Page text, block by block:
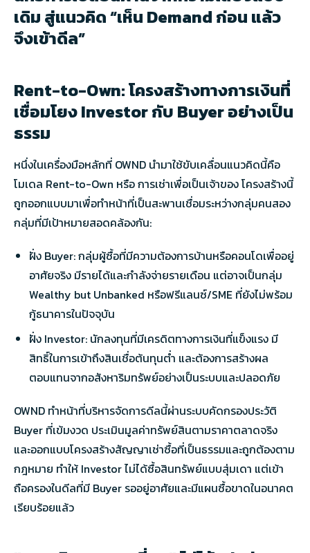
เดิม สู่แนวคิด “เห็น Demand ก่อน แล้ว
จึงเข้าดีล”
Rent-to-Own: โครงสร้างทางการเงินที่
เชื่อมโยง Investor กับ Buyer อย่างเป็น
ธรรม
หนึ่งในเครื่องมือหลักที่ OWND นำมาใช้ขับเคลื่อนแนวคิดนี้คือ
โมเดล Rent-to-Own หรือ การเช่าเพื่อเป็นเจ้าของ โครงสร้างนี้
ถูกออกแบบมาเพื่อทำหน้าที่เป็นสะพานเชื่อมระหว่างกลุ่มคนสอง
กลุ่มที่มีเป้าหมายสอดคล้องกัน:
ฝั่ง Buyer: กลุ่มผู้ซื้อที่มีความต้องการบ้านหรือคอนโดเพื่ออยู่
อาศัยจริง มีรายได้และกำลังจ่ายรายเดือน แต่อาจเป็นกลุ่ม
Wealthy but Unbanked หรือฟรีแลนซ์/SME ที่ยังไม่พร้อม
กู้ธนาคารในปัจจุบัน
ฝั่ง Investor: นักลงทุนที่มีเครดิตทางการเงินที่แข็งแรง มี
สิทธิ์ในการเข้าถึงสินเชื่อต้นทุนต่ำ และต้องการสร้างผล
ตอบแทนจากอสังหาริมทรัพย์อย่างเป็นระบบและปลอดภัย
OWND ทำหน้าที่บริหารจัดการดีลนี้ผ่านระบบคัดกรองประวัติ
Buyer ที่เข้มงวด ประเมินมูลค่าทรัพย์สินตามราคาตลาดจริง
และออกแบบโครงสร้างสัญญาเช่าซื้อที่เป็นธรรมและถูกต้องตาม
กฎหมาย ทำให้ Investor ไม่ได้ซื้อสินทรัพย์แบบสุ่มเดา แต่เข้า
ถือครองในดีลที่มี Buyer รออยู่อาศัยและมีแผนซื้อขาดในอนาคต
เรียบร้อยแล้ว